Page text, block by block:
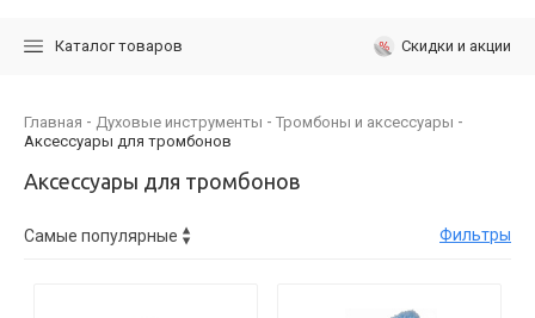
Каталог товаров Скидки и акции
Главная Духовые инструменты
Тромбоны и аксессуары
Аксессуары для тромбонов
Аксессуары для тромбонов
Фильтры